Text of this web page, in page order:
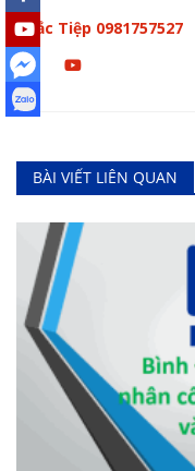
Khắc Tiệp 0981757527
BÀI VIẾT LIÊN QUAN